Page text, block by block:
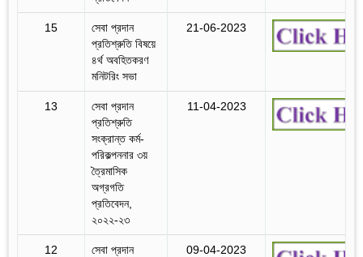
15
সেবা প্রদান
প্রতিশ্রুতি বিষয়ে
৪র্থ অবহিতকরণ
মনিটরিং সভা
21-06-2023
13
সেবা প্রদান
প্রতিশ্রুতি
সংক্রান্ত কর্ম-
পরিকল্পননার ৩য়
ত্রৈমাসিক
অগ্রগতি
প্রতিবেদন,
২০২২-২৩
11-04-2023
12
সেবা প্রদান
09-04-2023